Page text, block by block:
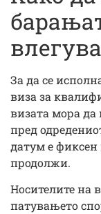
За да се
виза за
визата мора да
пред
датум е
продолжи.
Носителите на
патувањето